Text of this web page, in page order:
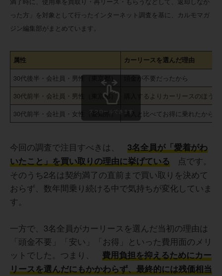
った方」を対象として行ったインターネット調査を基に、カルモマガ
ジン編集部がまとめています。
属性 カーリースを選んだ理由
30代後半・会社員・男性（東京都）
頭金が不要だったから
30代前半・会社員・男性（東京都）
購入するよりカーリースのほう
30代前半・会社員・女性（愛知県）
購入と比べてお得に乗れたから
スクロールできます
今回の調査で注目すべきは、
3名全員が「愛着がわ
いたこと」を買い取りの理由に挙げている
点です。
そのうち2名は契約満了の直前まで買い取りを決めて
おらず、数年間乗り続ける中で気持ちが変化していま
す。
一方で、3名全員がカーリースを選んだ当初の理由は
「頭金不要」「安い」「お得」といった費用面のメリ
ットでした。つまり、
費用負担を抑えるためにカー
リースを選んだにもかかわらず、最終的には残価相当